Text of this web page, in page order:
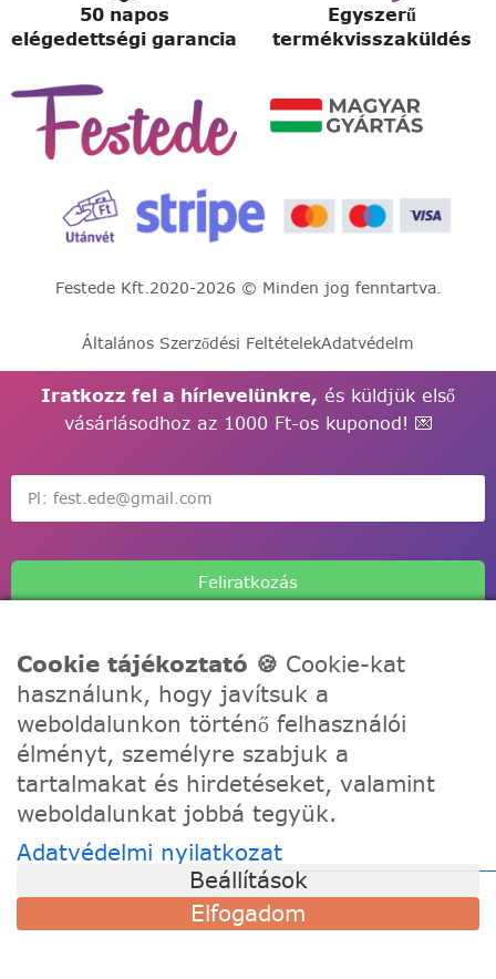
50 napos
elégedettségi garancia
Egyszerű
termékvisszaküldés
Festede Kft.2020-2026 © Minden jog fenntartva.
Általános Szerződési FeltételekAdatvédelm
Iratkozz fel a hírlevelünkre, és küldjük első
vásárlásodhoz az 1000 Ft-os kuponod! 💌
Feliratkozás
A Festede számozott kifestőkkel te is alkothatsz, akár egy
igazi művész! Fesd meg a remekműved korábbi
tapasztalat nélkül, töltődj fel és fejezd ki a kreativitásod!
TÁMOGATÁS
Szállítási információk
Visszaküldés és csere
Cookie tájékoztató 🍪 Cookie-kat
használunk, hogy javítsuk a
weboldalunkon történő felhasználói
élményt, személyre szabjuk a
tartalmakat és hirdetéseket, valamint
weboldalunkat jobbá tegyük.
Adatvédelmi nyilatkozat
Beállítások
Elfogadom